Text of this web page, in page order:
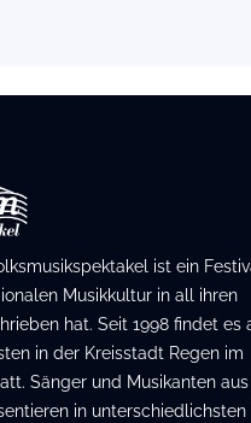
ist ein
Musikkultur in all ihren
hat. Seit 1998 findet es
in der Kreisstadt Regen im
Sänger und Musikanten
in unterschiedlichsten